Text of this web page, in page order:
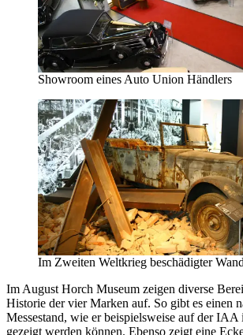
Showroom eines Auto Union Händlers
Im Zweiten Weltkrieg beschädigter
Im August Horch Museum zeigen diverse
Historie der vier Marken auf. So gibt es einen
Messestand, wie er beispielsweise auf der
gezeigt werden können. Ebenso zeigt eine